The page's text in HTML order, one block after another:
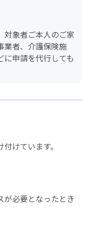
象者ご本人のご家
業者、介護保険施
に申請を代行しても
けています。
が必要となったとき